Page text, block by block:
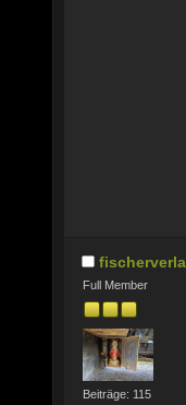
fischerverla
Full Member
Beiträge: 115